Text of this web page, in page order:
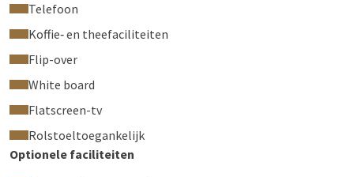
Telefoon
Koffie‑ en theefaciliteiten
Flip-over
White board
Flatscreen-tv
Rolstoeltoegankelijk
Optionele faciliteiten